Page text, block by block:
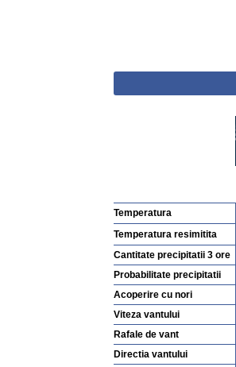
Temperatura
Temperatura resimitita
Cantitate precipitatii 3 ore
Probabilitate precipitatii
Acoperire cu nori
Viteza vantului
Rafale de vant
Directia vantului